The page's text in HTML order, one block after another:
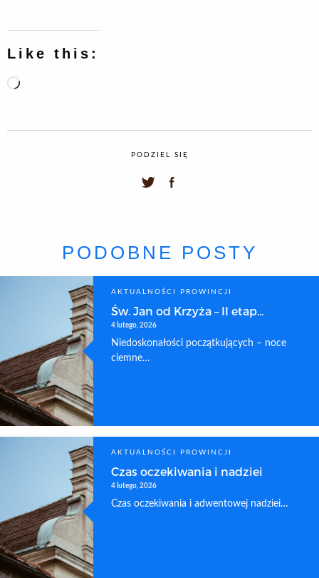
Like this:
Loading…
PODZIEL SIĘ
PODOBNE POSTY
AKTUALNOŚCI PROWINCJI
Św. Jan od Krzyża – II etap...
4 lutego, 2026
Niedoskonałości początkujących – noce
ciemne…
AKTUALNOŚCI PROWINCJI
Czas oczekiwania i nadziei
4 lutego, 2026
Czas oczekiwania i adwentowej nadziei…